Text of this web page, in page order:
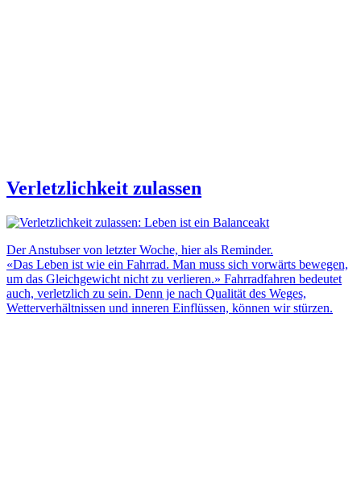
Verletzlichkeit zulassen
Der Anstubser von letzter Woche, hier als Reminder.
«Das Leben ist wie ein Fahrrad. Man muss sich vorwärts bewegen,
um das Gleichgewicht nicht zu verlieren.» Fahrradfahren bedeutet
auch, verletzlich zu sein. Denn je nach Qualität des Weges,
Wetterverhältnissen und inneren Einflüssen, können wir stürzen.